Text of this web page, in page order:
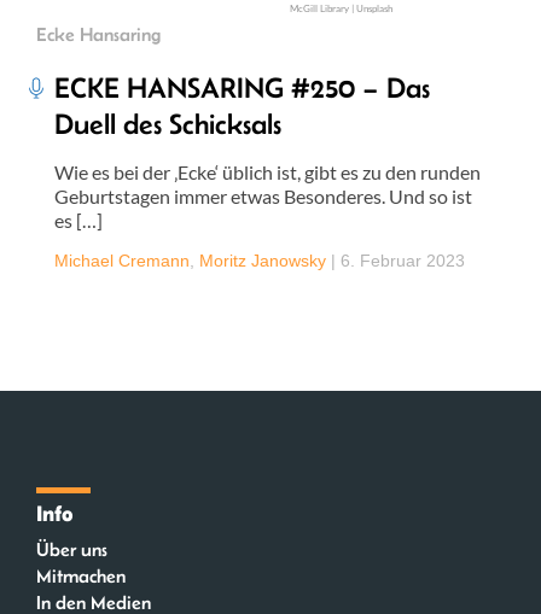
McGill Library | Unsplash
Ecke Hansaring
ECKE HANSARING #250 – Das
Duell des Schicksals
Wie es bei der ‚Ecke‘ üblich ist, gibt es zu den runden
Geburtstagen immer etwas Besonderes. Und so ist
es […]
Michael Cremann Moritz Janowsky | 6. Februar 2023
Info
Über uns
Mitmachen
In den Medien